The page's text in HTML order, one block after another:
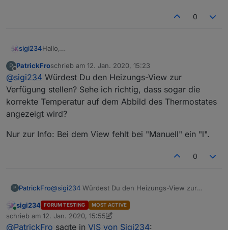
0
sigi234Hallo,
vor. Aber auch Widgets sind dabei.
Sind teilweise noch in Bearbeitung und sehr Komplex!
Ich werde schön kleinweise unter dem Bild die View
oder das Widget anhängen.
LG Sigi
Hinweis:
Stelle alles ohne jede Verantwortung an Privat zur
Verfügung.
vernünftigem Editor öffnen (zB Notepad++)
ioBroker.vis-icontwo
ioBroker.vis-inventwo
Wenn mal was nicht funktioniert:
P
Offline
PatrickFroschrieb am 12. Jan. 2020, 15:23
zuletzt editiert von
@sigi234 Würdest Du den Heizungs-View zur
Verfügung stellen? Sehe ich richtig, dass sogar die
korrekte Temperatur auf dem Abbild des Thermostates
angezeigt wird?
Nur zur Info: Bei dem View fehlt bei "Manuell" ein "l".
0
P PatrickFro@sigi234 Würdest Du den Heizungs-View zur
korrekte Temperatur auf dem Abbild des
Thermostates angezeigt wird?
Nur zur Info: Bei dem View fehlt bei "Manuell" ein
"l".
Online
sigi234 FORUM TESTING MOST ACTIVE
schrieb am 12. Jan. 2020, 15:55
zuletzt editiert von Negalein1. Dez. 2020, 18:43
@PatrickFro sagte in VIS von Sigi234: